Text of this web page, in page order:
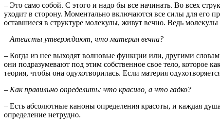
– Это само собой. С этого и надо бы все начинать. Во всех
уходит в сторону. Моментально включаются все силы для его
оставшиеся в структуре молекулы, живут вечно. Ведь
– Атеисты утверждают, что материя вечна?
– Когда из нее выходят волновые функции или, другими
они подразумевают под этим собственное свое тело, которое
теория, чтобы она одухотворилась. Если материя
– Как правильно определить: что красиво, а что гадко?
– Есть абсолютные каноны определения красоты, и каждая
определение нетрудно.